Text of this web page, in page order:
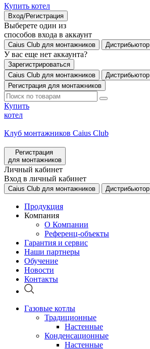
Купить котел
Вход/Регистрация
Выберете один из
способов входа в аккаунт
Caius Club для монтажников Дистрибьютор
У вас еще нет аккаунта?
Зарегистрироваться
Caius Club для монтажников
Дистрибьютор
Регистрация для монтажников
Купить
котел
Клуб монтажников Caius Club
Регистрация
для монтажников
Личный кабинет
Вход в личный кабинет
Caius Club для монтажников Дистрибьютор
Продукция
Компания
О Компании
Референц-объекты
Гарантия и сервис
Наши партнеры
Обучение
Новости
Контакты
Газовые котлы
Традиционные
Настенные
Конденсационные
Настенные